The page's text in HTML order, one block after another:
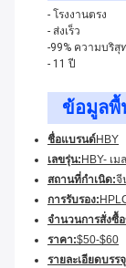
- โรงงานตรง
- ส่งเร็ว
-99% ความบริสุ
- 11 ปี
ข้อมูลพื้
ชื่อแบรนด์HBY
เลขรุ่น: HBY- เ
สถานที่กําเนิด:จี
การรับรอง:
จํานวนการสั่งซื้
ราคา:$50-$60
รายละเอียดบรร